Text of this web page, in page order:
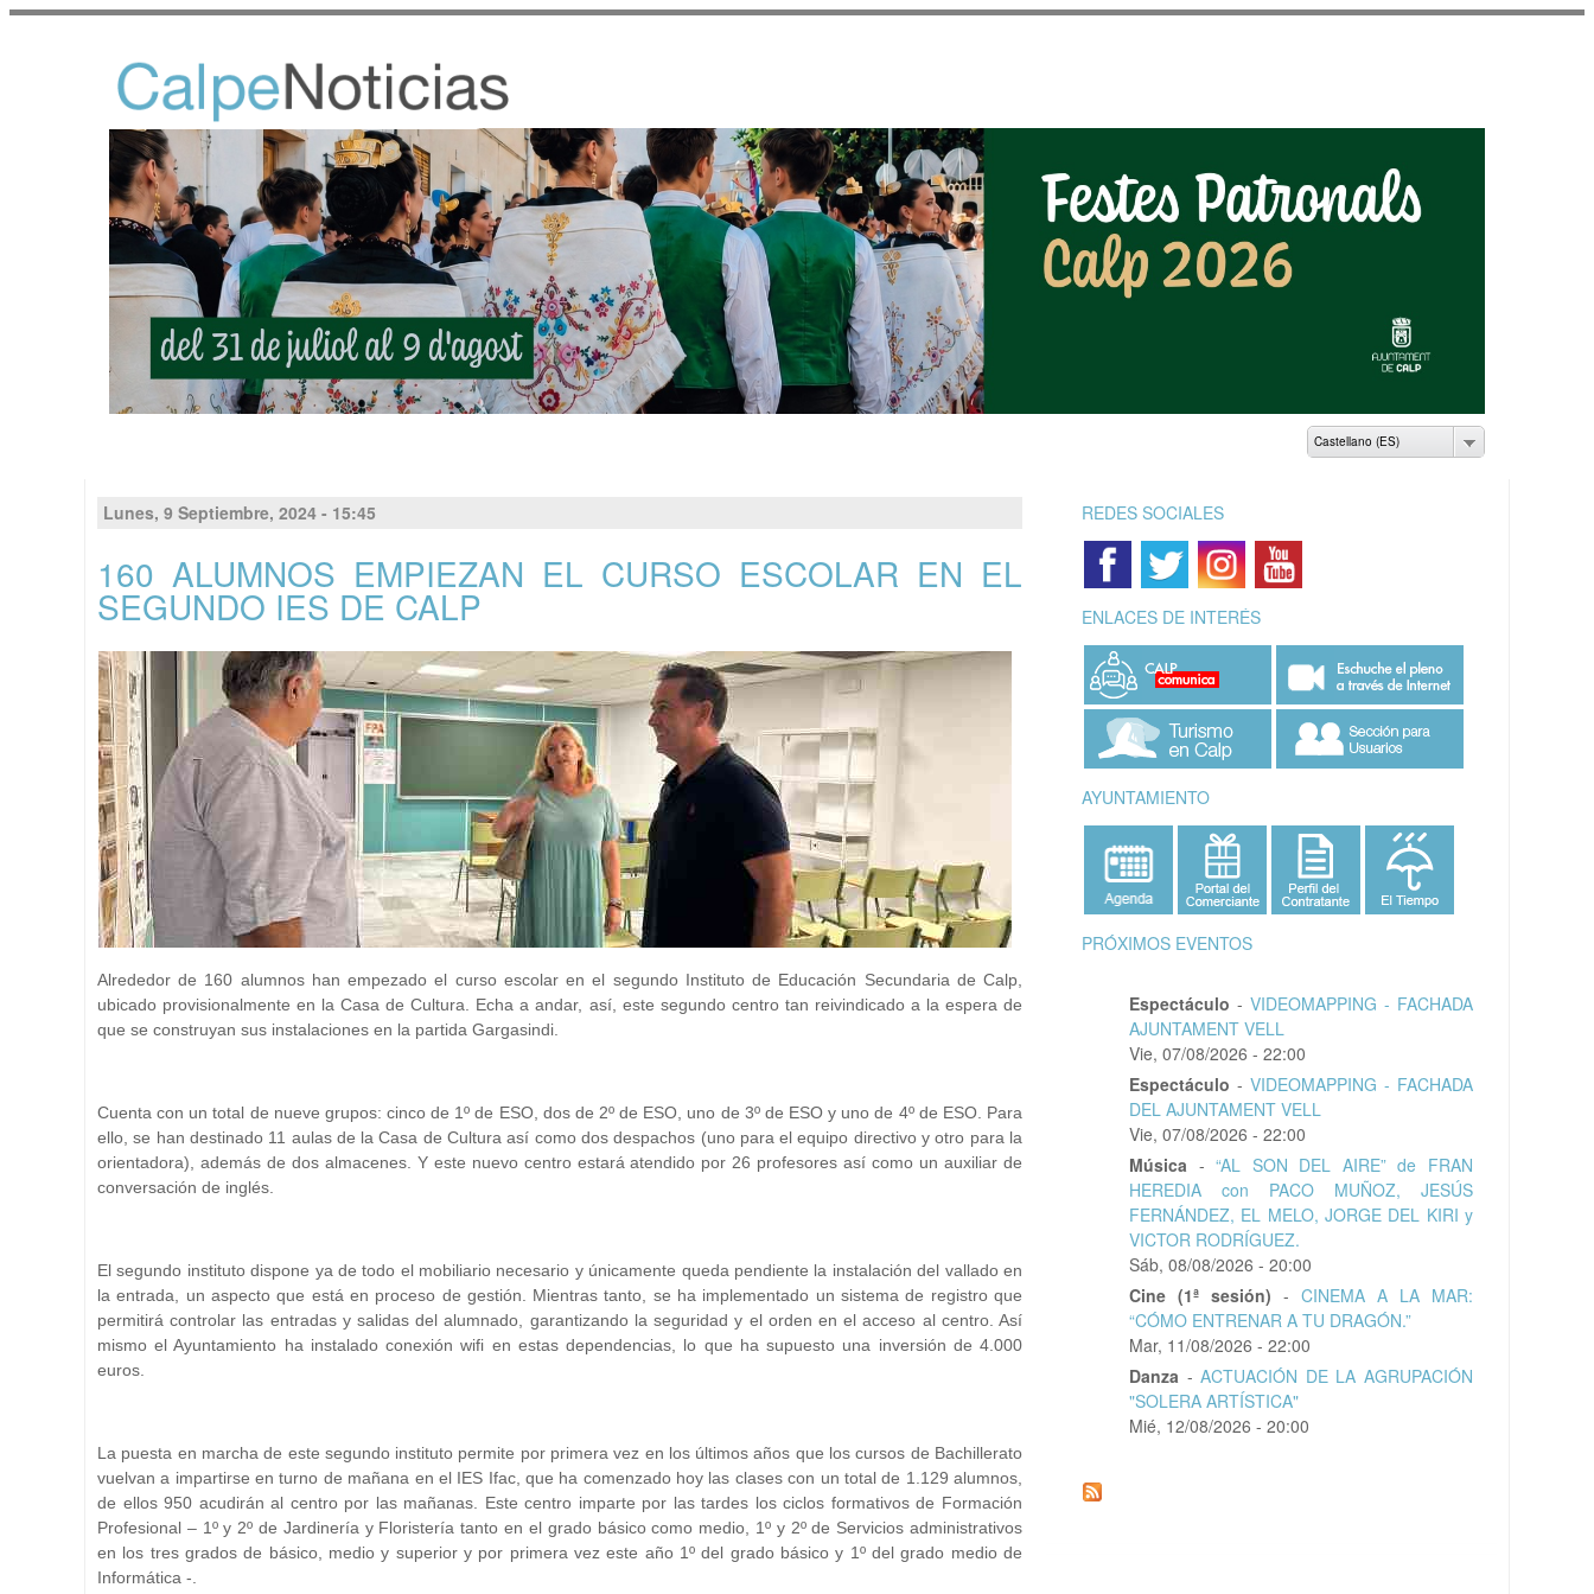
Pasar al
Castellano (ES)
Lunes, 9 Septiembre, 2024 - 15:45
160 ALUMNOS EMPIEZAN EL CURSO ESCOLAR EN EL
SEGUNDO IES DE CALP
Alrededor de 160 alumnos han empezado el curso escolar en el segundo Instituto de Educación Secundaria de Calp,
ubicado provisionalmente en la Casa de Cultura. Echa a andar, así, este segundo centro tan reivindicado a la espera de
que se construyan sus instalaciones en la partida Gargasindi.
Cuenta con un total de nueve grupos: cinco de 1º de ESO, dos de2º de ESO, uno de 3ºde ESO y uno de 4ºde ESO. Para
ello, se han destinado 11 aulas de la Casa de Cultura así como dos despachos (uno para el equipo directivo y otro para la
orientadora), además de dos almacenes. Y este nuevo centro estará atendido por 26 profesores así como un auxiliar de
conversación de inglés.
El segundo instituto dispone ya de todo el mobiliario necesario y únicamente queda pendiente la instalación del vallado en
la entrada, un aspecto que está en proceso de gestión. Mientras tanto, se ha implementado un sistema de registro que
permitirá controlar las entradas y salidas del alumnado, garantizando la seguridad y el orden en el acceso al centro. Así
mismo el Ayuntamiento ha instalado conexión wifi en estas dependencias, lo que ha supuesto una inversión de 4.000
euros.
La puesta en marcha de este segundo instituto permite por primera vez en los últimos años que los cursos de Bachillerato
vuelvan a impartirse en turno de mañana en el IES Ifac, que ha comenzado hoy las clases con un total de 1.129 alumnos,
de ellos 950 acudirán al centro por las mañanas. Este centro imparte por las tardes los ciclos formativos de Formación
Profesional – 1º y 2º de Jardinería y Floristería tanto en el grado básico como medio, 1º y 2º de Servicios administrativos
en los tres grados de básico, medio y superior y por primera vez este año 1º del grado básico y 1º del grado medio de
Informática -.
REDES SOCIALES
ENLACES DE INTERÉS
AYUNTAMIENTO
PRÓXIMOS EVENTOS
Espectáculo - VIDEOMAPPING - FACHADA
AJUNTAMENT VELL
Vie, 07/08/2026 - 22:00
Espectáculo - VIDEOMAPPING - FACHADA
DEL AJUNTAMENT VELL
Vie, 07/08/2026 - 22:00
Música -“AL SON DEL AIRE” de FRAN
HEREDIA con PACO MUÑOZ, JESÚS
FERNÁNDEZ, EL MELO, JORGE DEL KIRI y
VICTOR RODRÍGUEZ.
Sáb, 08/08/2026 - 20:00
Cine (1ª sesión) - CINEMA A LA MAR:
“CÓMO ENTRENAR A TU DRAGÓN.”
Mar, 11/08/2026 - 22:00
Danza -ACTUACIÓN DE LA AGRUPACIÓN
"SOLERA ARTÍSTICA"
Mié, 12/08/2026 - 20:00